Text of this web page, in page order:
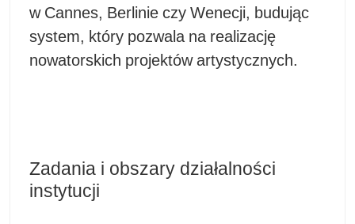
w Cannes, Berlinie czy Wenecji, budując
system, który pozwala na realizację
nowatorskich projektów artystycznych.
Zadania i obszary działalności
instytucji